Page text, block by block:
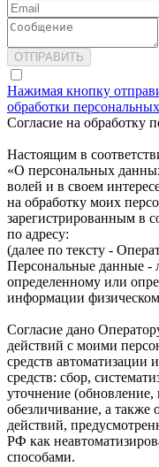
Нажимая кнопку
обработки
Согласие на обработку
Настоящим в
«О персональных
волей и в своем
на обработку моих
зарегистрированным в
по адресу:
(далее по тексту -
Персональные данные -
определенному или
информации
Согласие дано
действий с моими
средств автоматизации
средств: сбор,
уточнение (обновление,
обезличивание, а
действий,
РФ как
способами.